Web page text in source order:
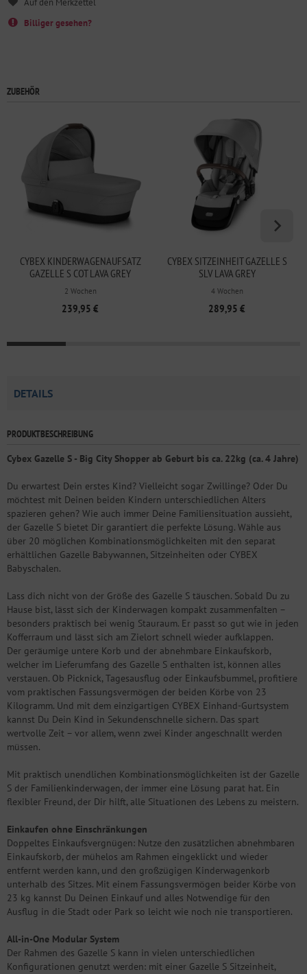
Billiger gesehen?
ZUBEHÖR
CYBEX KINDERWAGENAUFSATZ
GAZELLE S COT LAVA GREY
2 Wochen
239,95 €
CYBEX SITZEINHEIT GAZELLE S
SLV LAVA GREY
4 Wochen
289,95 €
DETAILS
PRODUKTBESCHREIBUNG
Cybex Gazelle S - Big City Shopper ab Geburt bis ca. 22kg (ca. 4 Jahre)
Du erwartest Dein erstes Kind? Vielleicht sogar Zwillinge? Oder Du
möchtest mit Deinen beiden Kindern unterschiedlichen Alters
spazieren gehen? Wie auch immer Deine Familiensituation aussieht,
der Gazelle S bietet Dir garantiert die perfekte Lösung. Wähle aus
über 20 möglichen Kombinationsmöglichkeiten mit den separat
erhältlichen Gazelle Babywannen, Sitzeinheiten oder CYBEX
Babyschalen.
Lass dich nicht von der Größe des Gazelle S täuschen. Sobald Du zu
Hause bist, lässt sich der Kinderwagen kompakt zusammenfalten –
besonders praktisch bei wenig Stauraum. Er passt so gut wie in jeden
Kofferraum und lässt sich am Zielort schnell wieder aufklappen.
Der geräumige untere Korb und der abnehmbare Einkaufskorb,
welcher im Lieferumfang des Gazelle S enthalten ist, können alles
verstauen. Ob Picknick, Tagesausflug oder Einkaufsbummel, profitiere
vom praktischen Fassungsvermögen der beiden Körbe von 23
Kilogramm. Und mit dem einzigartigen CYBEX Einhand-Gurtsystem
kannst Du Dein Kind in Sekundenschnelle sichern. Das spart
wertvolle Zeit – vor allem, wenn zwei Kinder angeschnallt werden
müssen.
Mit praktisch unendlichen Kombinationsmöglichkeiten ist der Gazelle
S der Familienkinderwagen, der immer eine Lösung parat hat. Ein
flexibler Freund, der Dir hilft, alle Situationen des Lebens zu meistern.
Einkaufen ohne Einschränkungen
Doppeltes Einkaufsvergnügen: Nutze den zusätzlichen abnehmbaren
Einkaufskorb, der mühelos am Rahmen eingeklickt und wieder
entfernt werden kann, und den großzügigen Kinderwagenkorb
unterhalb des Sitzes. Mit einem Fassungsvermögen beider Körbe von
23 kg kannst Du Deinen Einkauf und alles Notwendige für den
Ausflug in die Stadt oder Park so leicht wie noch nie transportieren.
All-in-One Modular System
Der Rahmen des Gazelle S kann in vielen unterschiedlichen
Konfigurationen genutzt werden: mit einer Gazelle S Sitzeinheit,